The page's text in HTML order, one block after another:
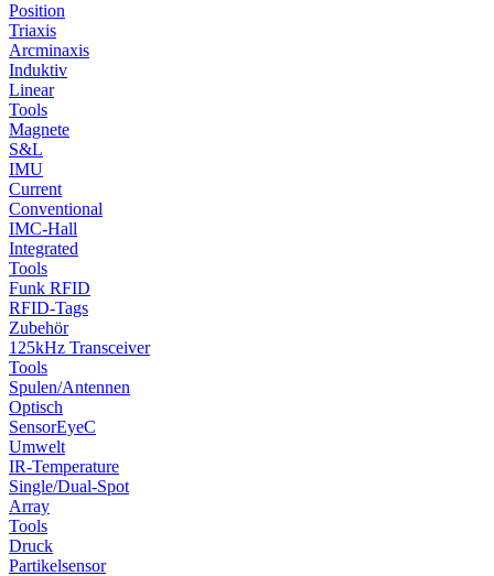
Position
Triaxis
Arcminaxis
Induktiv
Linear
Tools
Magnete
S&L
IMU
Current
Conventional
IMC-Hall
Integrated
Tools
Funk RFID
RFID-Tags
Zubehör
125kHz Transceiver
Tools
Spulen/Antennen
Optisch
SensorEyeC
Umwelt
IR-Temperature
Single/Dual-Spot
Array
Tools
Druck
Partikelsensor